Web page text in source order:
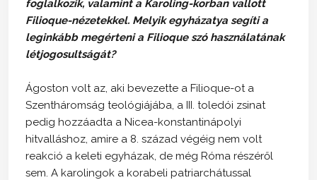
foglalkozik, valamint a Karoling-korban vallott
Filioque-nézetekkel. Melyik egyházatya segíti a
leginkább megérteni a Filioque szó használatának
létjogosultságát?
Ágoston volt az, aki bevezette a Filioque-ot a
Szentháromság teológiájába, a III. toledói zsinat
pedig hozzáadta a Nicea-konstantinápolyi
hitvalláshoz, amire a 8. század végéig nem volt
reakció a keleti egyházak, de még Róma részéről
sem. A karolingok a korabeli patriarchátussal